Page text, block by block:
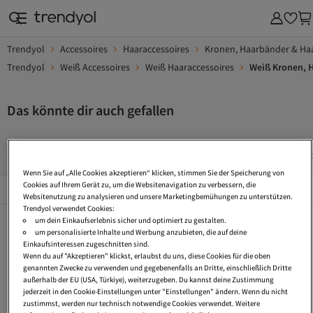
Trendyol Accessoires Haaraccessoires
Kronen, Haarbänder &
Trendyol
Weiß Accessoires Weiß Haaraccessoires Weiß Kronen,
Das könnte dir auch gefallen
Armband
Beliebte Seiten Alles Sehen
Haarklammer Blumen Hochzeitsaccessoires
Armband Mit Kleeblatt
Herz Ohrringe
Perlenarmband
Blumen Accessoires
Retro Armbanduhren
Eckige Armbanduhren
Armbanduhr Chronograph
Wenn Sie auf „Alle Cookies akzeptieren“ klicken, stimmen Sie der Speicherung von
Cookies auf Ihrem Gerät zu, um die Websitenavigation zu verbessern, die
Websitenutzung zu analysieren und unsere Marketingbemühungen zu unterstützen.
Trendyol verwendet Cookies:
um dein Einkaufserlebnis sicher und optimiert zu gestalten.
um personalisierte Inhalte und Werbung anzubieten, die auf deine
Einkaufsinteressen zugeschnitten sind.
Wenn du auf "Akzeptieren" klickst, erlaubst du uns, diese Cookies für die oben
genannten Zwecke zu verwenden und gegebenenfalls an Dritte, einschließlich Dritte
außerhalb der EU (USA, Türkiye), weiterzugeben. Du kannst deine Zustimmung
jederzeit in den Cookie-Einstellungen unter "Einstellungen" ändern. Wenn du nicht
zustimmst, werden nur technisch notwendige Cookies verwendet. Weitere